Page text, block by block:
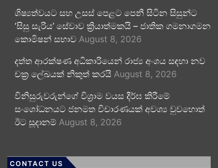
ශිෂ්‍යත්වයට සහ උසස් පෙළට පෙනී සිටින සිසුන්ට
‘සිසු සැරිය’ සේවාව ක්‍රියාත්මකයි – ජාතික ගමනාගමන
කොමිෂන් සභාව August 8, 2026
දත්ත ආරක්ෂණ අධිකාරියෙන් රාජ්‍ය අංශය සඳහා නව
චක්‍ර ලේඛයක් නිකුත් කරයි August 8, 2026
විනිසුරුවරුන්ගේ විශ්‍රාම වයස දීර්ඝ කිරීමේ
සංශෝධනයට ජනමත විචාරණයක් අවශ්‍ය වුවහොත්
ඊට සූදානම් August 8, 2026
CONTACT US